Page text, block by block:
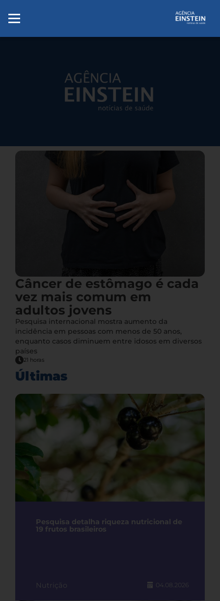
Câncer de estômago é cada
vez mais comum em
adultos jovens
Pesquisa internacional mostra aumento da
incidência em pessoas com menos de 50 anos,
enquanto casos diminuem entre idosos em diversos
países
21 horas
Últimas
Pesquisa detalha riqueza nutricional de
19 frutos brasileiros
Nutrição 04.08.2026